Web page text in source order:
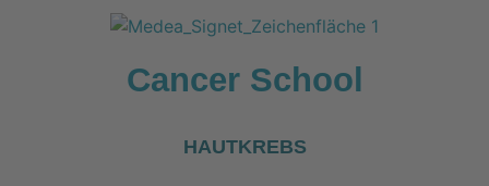
Cancer School
HAUTKREBS